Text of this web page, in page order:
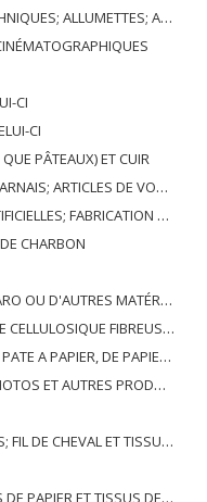
CERTAINES PRÉPARATIONS COMBUSTIBLES
CI
CI
PÂTEAUX) ET CUIR
ARTICLES DE GUT ANIMAL (AUTRE QUE GUT DE SOIE-VERT)
FABRICATION DE CELLES-CI
CHARBON
DE COULÉE; BASKETWARE ET WICKERWORK
OU CARTON RÉCUPÉRÉ (DÉCHETS ET DÉCHETS)
DE PAPIER OU DE CARTON
L'IMPRIMERIE; MANUSCRITS, TYPESCRIPTS ET PLANS
DE CHEVAL ET TISSU TISSÉ
ET TISSUS DE FILS DE PAPIER